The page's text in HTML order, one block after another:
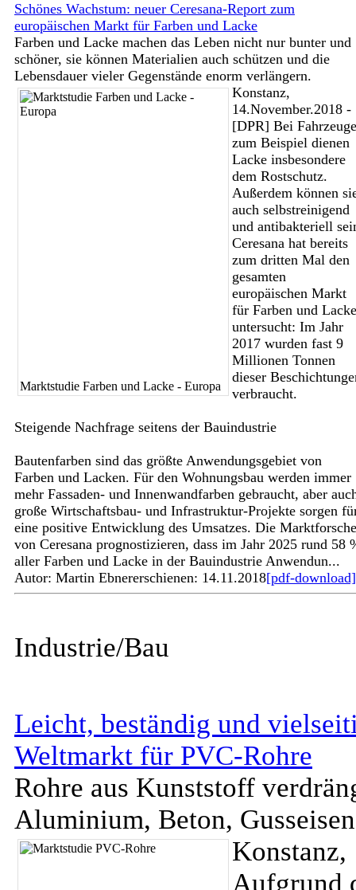
Schönes Wachstum: neuer Ceresana-Report zum
europäischen Markt für Farben und Lacke
Farben und Lacke machen das Leben nicht nur bunter und
schöner, sie können Materialien auch schützen und die
Lebensdauer vieler Gegenstände enorm verlängern.
Marktstudie Farben und Lacke - Europa
Konstanz,
14.November.2018 -
[DPR] Bei
zum Beispiel dienen
Lacke insbesondere
dem Rostschutz.
Außerdem können
auch selbstreinigend
und antibakteriell
Ceresana hat bereits
zum dritten Mal den
gesamten
europäischen Markt
für Farben und Lacke
untersucht: Im Jahr
2017 wurden fast 9
Millionen Tonnen
dieser
verbraucht.
Steigende Nachfrage seitens der Bauindustrie
Bautenfarben sind das größte Anwendungsgebiet von
Farben und Lacken. Für den Wohnungsbau werden immer
mehr Fassaden- und Innenwandfarben gebraucht, aber
große Wirtschaftsbau- und Infrastruktur-Projekte sorgen
eine positive Entwicklung des Umsatzes. Die
von Ceresana prognostizieren, dass im Jahr 2025 rund 58
aller Farben und Lacke in der Bauindustrie Anwendun...
Autor: Martin Ebnererschienen: 14.11.2018[pdf-download]
Industrie/Bau
Leicht, beständig und
Weltmarkt für PVC-Rohre
Rohre aus Kunststoff
Aluminium, Beton,
Aufgrund